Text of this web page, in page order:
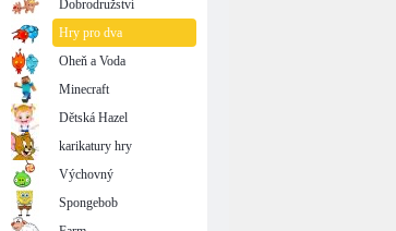
Dobrodružství
Hry pro dva
Oheň a Voda
Minecraft
Dětská Hazel
karikatury hry
Výchovný
Spongebob